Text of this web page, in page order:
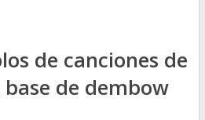
de canciones de
de dembow